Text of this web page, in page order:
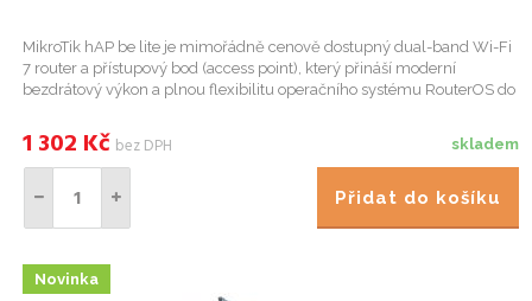
MikroTik hAP be lite je mimořádně cenově dostupný dual-band Wi-Fi
7 router a přístupový bod (access point), který přináší moderní
bezdrátový výkon a plnou flexibilitu operačního systému RouterOS do
skladem
1 302 Kč bez DPH
Přidat do košíku
Novinka